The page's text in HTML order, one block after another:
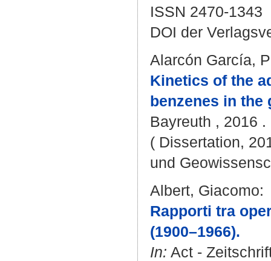
ISSN 2470-1343
DOI der
Alarcón García,
Kinetics of the
benzenes in the
Bayreuth , 2016
( Dissertation,
und
Albert, Giacomo:
Rapporti tra
(1900–1966).
In: Act -